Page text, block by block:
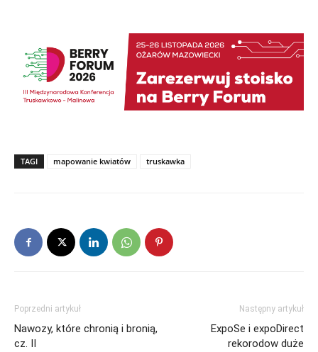
TAGI mapowanie kwiatów truskawka
Poprzedni artykuł
Nawozy, które chronią i bronią,
cz. II
Następny artykuł
ExpoSe i expoDirect
rekorodow duże